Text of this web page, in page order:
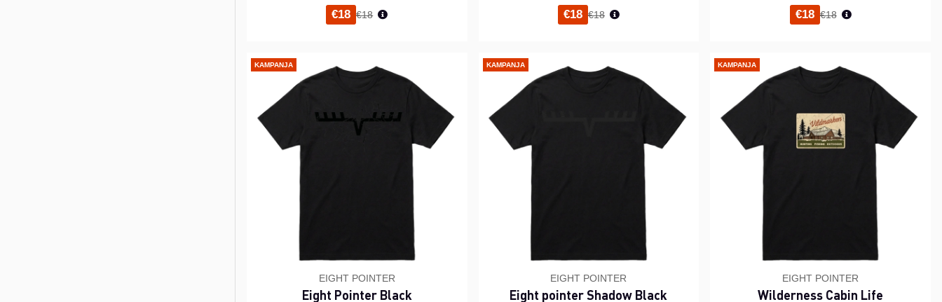
€18 Normaali hinta
€18 €18 Normaali hinta
€18 €18 Normaali hinta
€18
KAMPANJA
EIGHT POINTER
Eight Pointer Black
KAMPANJA
EIGHT POINTER
Eight pointer Shadow Black
KAMPANJA
EIGHT POINTER
Wilderness Cabin Life